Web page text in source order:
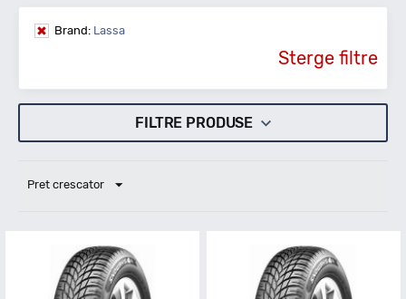
Brand: Lassa
Sterge filtre
FILTRE PRODUSE
Pret crescator